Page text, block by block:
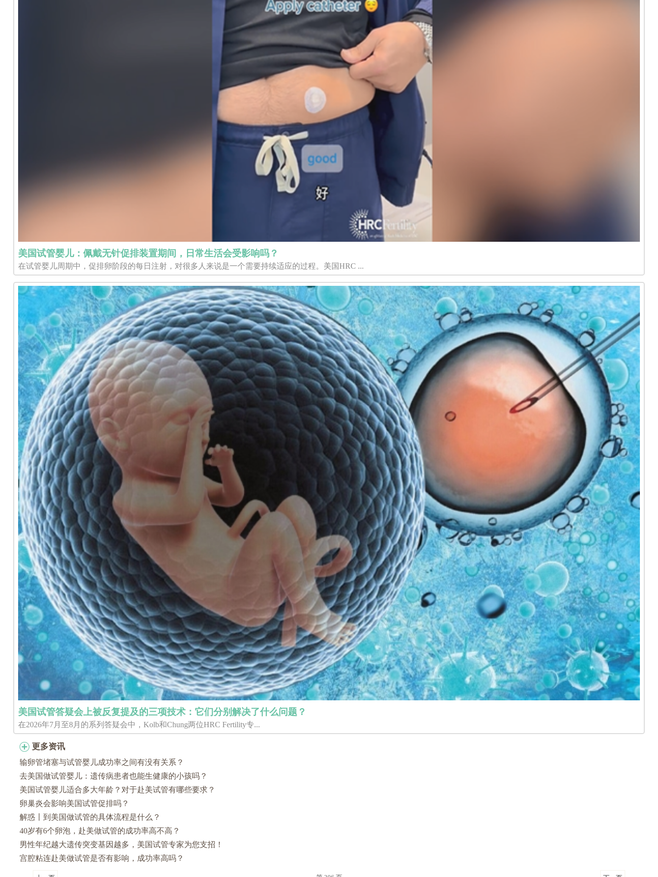
美国试管婴儿：佩戴无针促排装置期间，日常生活会受影响吗？
在试管婴儿周期中，促排卵阶段的每日注射，对很多人来说是一个需要持续适应的过程。美国HRC ...
美国试管答疑会上被反复提及的三项技术：它们分别解决了什么问题？
在2026年7月至8月的系列答疑会中，Kolb和Chung两位HRC Fertility专...
更多资讯
输卵管堵塞与试管婴儿成功率之间有没有关系？
去美国做试管婴儿：遗传病患者也能生健康的小孩吗？
美国试管婴儿适合多大年龄？对于赴美试管有哪些要求？
卵巢炎会影响美国试管促排吗？
解惑〡到美国做试管的具体流程是什么？
40岁有6个卵泡，赴美做试管的成功率高不高？
男性年纪越大遗传突变基因越多，美国试管专家为您支招！
宫腔粘连赴美做试管是否有影响，成功率高吗？